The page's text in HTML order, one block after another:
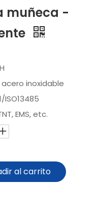
muñeca -
inoxidable
ISO13485
EMS, etc.
al carrito